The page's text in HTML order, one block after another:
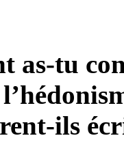
as-tu
ils